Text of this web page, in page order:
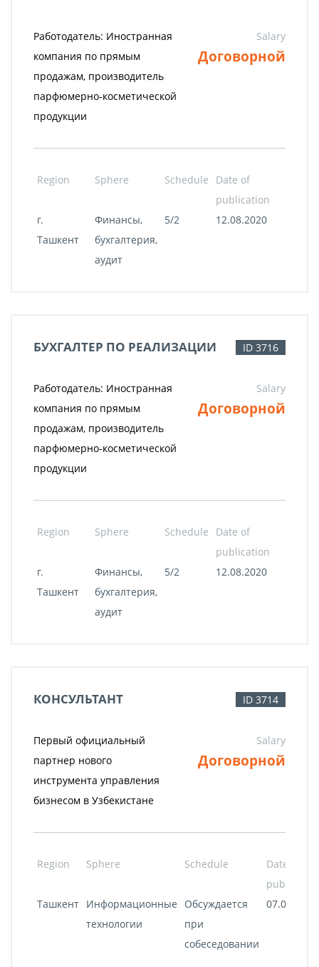
Работодатель: Иностранная
компания по прямым
продажам, производитель
парфюмерно-косметической
продукции
Salary
Договорной
Region Sphere Schedule
Date of
publication
г.
Ташкент
Финансы,
бухгалтерия,
аудит
5/2 12.08.2020
БУХГАЛТЕР ПО РЕАЛИЗАЦИИ ID 3716
Работодатель: Иностранная
компания по прямым
продажам, производитель
парфюмерно-косметической
продукции
Salary
Договорной
Region Sphere Schedule
Date of
publication
г.
Ташкент
Финансы,
бухгалтерия,
аудит
5/2 12.08.2020
КОНСУЛЬТАНТ ID 3714
Первый официальный
партнер нового
инструмента управления
бизнесом в Узбекистане
Salary
Договорной
Region Sphere Schedule
Date of
Ташкент Информационные
технологии
Обсуждается
при
собеседовании
07.08.2020